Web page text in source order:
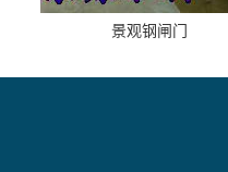
景观钢闸门